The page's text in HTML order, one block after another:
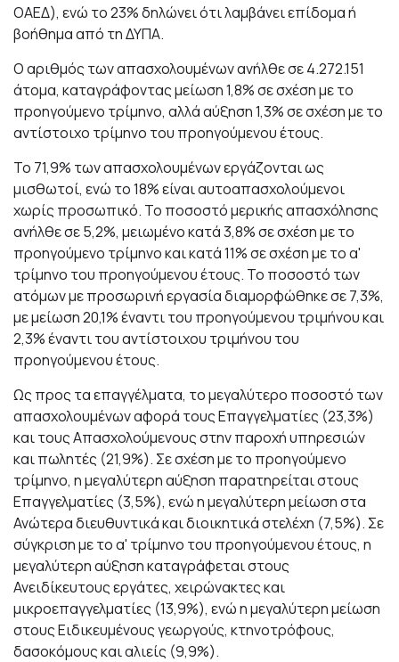
ΟΑΕΔ), ενώ το 23% δηλώνει ότι λαμβάνει επίδομα ή
βοήθημα από τη ΔΥΠΑ.
Ο αριθμός των απασχολουμένων ανήλθε σε 4.272.151
άτομα, καταγράφοντας μείωση 1,8% σε σχέση με το
προηγούμενο τρίμηνο, αλλά αύξηση 1,3% σε σχέση με το
αντίστοιχο τρίμηνο του προηγούμενου έτους.
Το 71,9% των απασχολουμένων εργάζονται ως
μισθωτοί, ενώ το 18% είναι αυτοαπασχολούμενοι
χωρίς προσωπικό. Το ποσοστό μερικής απασχόλησης
ανήλθε σε 5,2%, μειωμένο κατά 3,8% σε σχέση με το
προηγούμενο τρίμηνο και κατά 11% σε σχέση με το α'
τρίμηνο του προηγούμενου έτους. Το ποσοστό των
ατόμων με προσωρινή εργασία διαμορφώθηκε σε 7,3%,
με μείωση 20,1% έναντι του προηγούμενου τριμήνου και
2,3% έναντι του αντίστοιχου τριμήνου του
προηγούμενου έτους.
Ως προς τα επαγγέλματα, το μεγαλύτερο ποσοστό των
απασχολουμένων αφορά τους Επαγγελματίες (23,3%)
και τους Απασχολούμενους στην παροχή υπηρεσιών
και πωλητές (21,9%). Σε σχέση με το προηγούμενο
τρίμηνο, η μεγαλύτερη αύξηση παρατηρείται στους
Επαγγελματίες (3,5%), ενώ η μεγαλύτερη μείωση στα
Ανώτερα διευθυντικά και διοικητικά στελέχη (7,5%). Σε
σύγκριση με το α' τρίμηνο του προηγούμενου έτους, η
μεγαλύτερη αύξηση καταγράφεται στους
Ανειδίκευτους εργάτες, χειρώνακτες και
μικροεπαγγελματίες (13,9%), ενώ η μεγαλύτερη μείωση
στους Ειδικευμένους γεωργούς, κτηνοτρόφους,
δασοκόμους και αλιείς (9,9%).